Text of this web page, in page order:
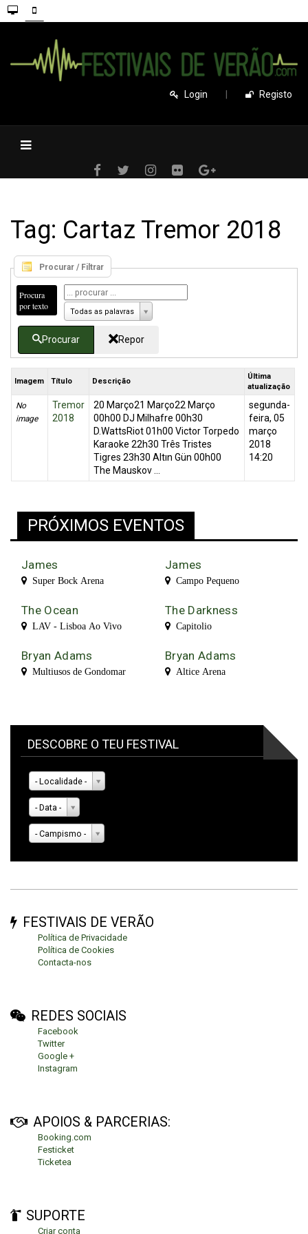
Login Registo
Tag: Cartaz Tremor 2018
Procurar / Filtrar
Procura
por texto
Todas as palavras
Procurar Repor
Imagem Título Descrição
Última
atualização
No
image
Tremor
2018
20 Março21 Março22 Março
00h00 DJ Milhafre 00h30
D.WattsRiot 01h00 Victor Torpedo
Karaoke 22h30 Três Tristes
Tigres 23h30 Altın Gün 00h00
The Mauskov ...
segunda-
feira, 05
março
2018
14:20
PRÓXIMOS EVENTOS
James
Super Bock Arena
James
Campo Pequeno
The Ocean
LAV - Lisboa Ao Vivo
The Darkness
Capitolio
Bryan Adams
Multiusos de Gondomar
Bryan Adams
Altice Arena
DESCOBRE O TEU FESTIVAL
- Localidade -
- Data -
- Campismo -
FESTIVAIS DE VERÃO
Política de Privacidade
Política de Cookies
Contacta-nos
REDES SOCIAIS
Facebook
Twitter
Google +
Instagram
APOIOS & PARCERIAS:
Booking.com
Festicket
Ticketea
SUPORTE
Criar conta